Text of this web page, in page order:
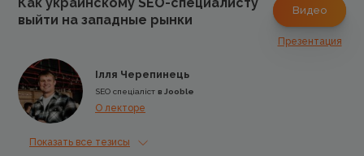
выйти на западные рынки
Видео
Презентация
Ілля Черепинець
SEO спеціаліст в Jooble
О лекторе
Показать все тезисы